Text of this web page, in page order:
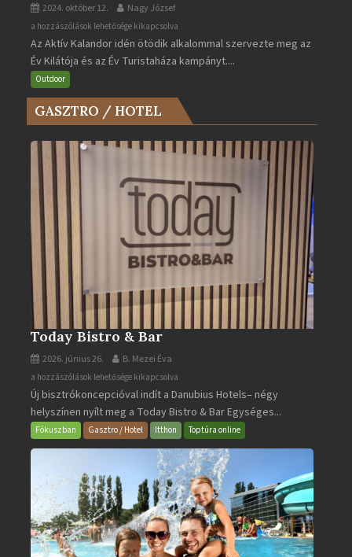
2024. október 12. Nagy József
Az
Év
Kilátója
és
Év
Turistaháza
bejegyzéshez
a hozzászólások lehetősége kikapcsolva
Az Aktív Kalandor idén ötödik alkalommal szervezte meg az
Év Kilátója és az Év Turistaháza kampányt....
Outdoor
GASZTRO / HOTEL
Today Bistro & Bar
2026. június 26. B. Mezei Éva
Today
Bistro
&
Bar
a hozzászólások lehetősége kikapcsolva
Új bisztrókoncepcióval indít a Danubius Hotels– négy
helyszínen nyílt meg a Today Bistro & Bar Egységes...
Fókuszban Gasztro / Hotel Itthon Toptúra online